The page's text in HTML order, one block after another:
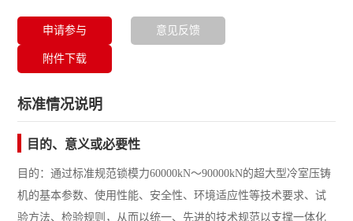
申请参与 意见反馈
附件下载
标准情况说明
目的、意义或必要性
目的：通过标准规范锁模力60000kN～90000kN的超大型冷室压铸
机的基本参数、使用性能、安全性、环境适应性等技术要求、试
验方法、检验规则，从而以统一、先进的技术规范以支撑一体化